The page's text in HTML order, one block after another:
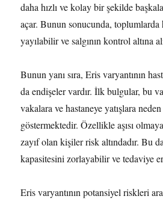
daha hızlı ve kolay bir şekilde
açar. Bunun sonucunda, toplumlarda
yayılabilir ve salgının kontrol altına
Bunun yanı sıra, Eris varyantının
da endişeler vardır. İlk bulgular, bu
vakalara ve hastaneye yatışlara
göstermektedir. Özellikle aşısı
zayıf olan kişiler risk altındadır. Bu
kapasitesini zorlayabilir ve tedaviye
Eris varyantının potansiyel riskleri